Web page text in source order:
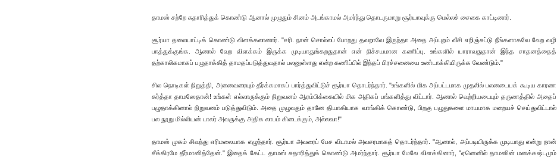
தாமஸ் சற்றே சுதாரித்துக் கொண்டு ஆனால் முழுதும் சினம் அடங்காமல் அமர்ந்து தொடருமாறு சூர்யாவுக்கு மெல்லச் சைகை காட்டினார்.
சூர்யா தலையாட்டிக் கொண்டு விளக்கலானார். "சரி. நான் சொல்லப் போறது தவறாவே இருந்தா அதை அப்புறம் வீசி எறிஞ்சுட்டு நீங்களாகவே வேற வழி
பாத்துக்குங்க. ஆனால் வேற விளக்கம் இருக்க முடியாதுங்கறதுதான் என் நிச்சயமான கணிப்பு. உங்களில் யாராவதுதான் இந்த சாதனத்தைத்
தற்காலிகமாகப் பழுதாக்கித் தாமதப்படுத்துவதால் பலனுள்ளது என்ற கணிப்பில் இந்தப் பிரச்சனையை உண்டாக்கியிருக்க வேண்டும்."
சில நொடிகள் நிறுத்தி, அனைவரையும் தீர்க்கமாகப் பார்த்துவிட்டுச் சூர்யா தொடர்ந்தார். "உங்களில் மிக அப்பட்டமாக முதலில் பலனடையக் கூடிய காரண
கர்த்தா தாமஸேதான்! உங்கள் எல்லாருக்கும் நிறுவனம் ஆரம்பிக்கையில் மிக அதிகப் பங்களித்து விட்டார். ஆனால் வெற்றியடையும் தருணத்தில் அதைப்
பழுதாக்கினால் நிறுவனம் படுத்துவிடும். அதை முழுவதும் தானே தியாகியாக வாங்கிக் கொண்டு, பிறகு பழுதுகளை மாயமாக மறையச் செய்துவிட்டால்
பல நூறு மில்லியன் டாலர் அவருக்கு அதிக லாபம் கிடைக்கும், அல்லவா!"
தாமஸ் முகம் சிவந்து எரிமலையாக எழுந்தார். சூர்யா அவரைப் பேச விடாமல் அவசரமாகத் தொடர்ந்தார். "ஆனால், அப்படியிருக்க முடியாது என்று நான்
சீக்கிரமே தீர்மானித்தேன்." இதைக் கேட்ட தாமஸ் சுதாரித்துக் கொண்டு அமர்ந்தார். சூர்யா மேலே விளக்கினார், "ஏனெனில் தாமஸின் மனக்கஷ்டமும்